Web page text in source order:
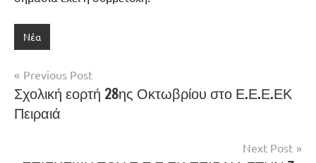
Νέα
Πλοήγηση
άρθρων
Previous Post
Σχολική εορτή 28ης Οκτωβρίου στο Ε.Ε.Ε.ΕΚ
Πειραιά
Next Post